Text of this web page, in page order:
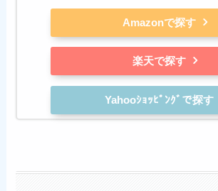
Amazonで探す
楽天で探す
Yahooｼｮｯﾋﾟﾝｸﾞで探す